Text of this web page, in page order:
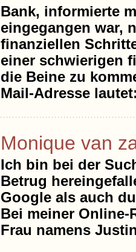
Bank, informierte
eingegangen war,
finanziellen
einer schwierigen
die Beine zu
Mail-Adresse
Monique van
Ich bin bei der
Betrug
Google als auch
Bei meiner Online-
Frau namens